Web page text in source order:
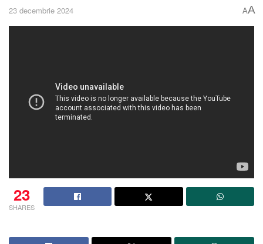
23 decembrie 2024 AA
23
SHARES